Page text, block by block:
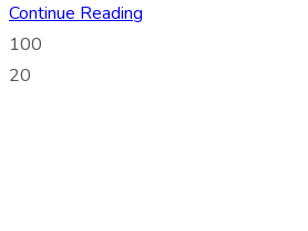
Continue Reading
100
20